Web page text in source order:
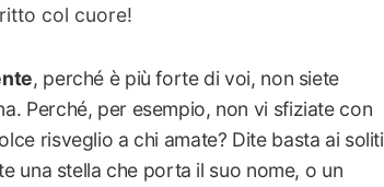
col cuore!
, perché è più forte di voi, non siete
Perché, per esempio, non vi sfiziate con
risveglio a chi amate? Dite basta ai soliti
una stella che porta il suo nome, o un